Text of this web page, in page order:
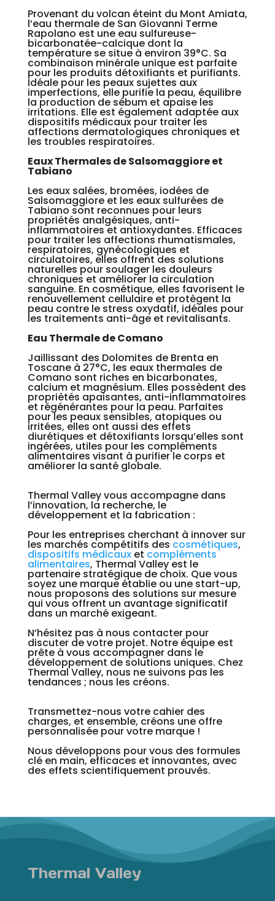
Provenant du volcan éteint du Mont Amiata,
l’eau thermale de San Giovanni Terme
Rapolano est une eau sulfureuse-
bicarbonatée-calcique dont la
température se situe à environ 39°C. Sa
combinaison minérale unique est parfaite
pour les produits détoxifiants et purifiants.
Idéale pour les peaux sujettes aux
imperfections, elle purifie la peau, équilibre
la production de sébum et apaise les
irritations. Elle est également adaptée aux
dispositifs médicaux pour traiter les
affections dermatologiques chroniques et
les troubles respiratoires.
Eaux Thermales de Salsomaggiore et
Tabiano
Les eaux salées, bromées, iodées de
Salsomaggiore et les eaux sulfurées de
Tabiano sont reconnues pour leurs
propriétés analgésiques, anti-
inflammatoires et antioxydantes. Efficaces
pour traiter les affections rhumatismales,
respiratoires, gynécologiques et
circulatoires, elles offrent des solutions
naturelles pour soulager les douleurs
chroniques et améliorer la circulation
sanguine. En cosmétique, elles favorisent le
renouvellement cellulaire et protègent la
peau contre le stress oxydatif, idéales pour
les traitements anti-âge et revitalisants.
Eau Thermale de Comano
Jaillissant des Dolomites de Brenta en
Toscane à 27°C, les eaux thermales de
Comano sont riches en bicarbonates,
calcium et magnésium. Elles possèdent des
propriétés apaisantes, anti-inflammatoires
et régénérantes pour la peau. Parfaites
pour les peaux sensibles, atopiques ou
irritées, elles ont aussi des effets
diurétiques et détoxifiants lorsqu’elles sont
ingérées, utiles pour les compléments
alimentaires visant à purifier le corps et
améliorer la santé globale.
Thermal Valley vous accompagne dans
l’innovation, la recherche, le
développement et la fabrication :
Pour les entreprises cherchant à innover sur
les marchés compétitifs des cosmétiques,
dispositifs médicauxet compléments
alimentaires, Thermal Valley est le
partenaire stratégique de choix. Que vous
soyez une marque établie ou une start-up,
nous proposons des solutions sur mesure
qui vous offrent un avantage significatif
dans un marché exigeant.
N’hésitez pas à nous contacter pour
discuter de votre projet. Notre équipe est
prête à vous accompagner dans le
développement de solutions uniques. Chez
Thermal Valley, nous ne suivons pas les
tendances ; nous les créons.
Transmettez-nous votre cahier des
charges, et ensemble, créons une offre
personnalisée pour votre marque !
Nous développons pour vous des formules
clé en main, efficaces et innovantes, avec
des effets scientifiquement prouvés.
Thermal Valley